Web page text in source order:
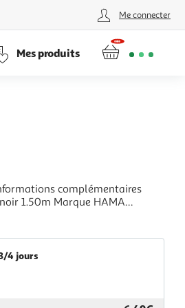
Me connecter
Mes produits
HAMA
4 jours